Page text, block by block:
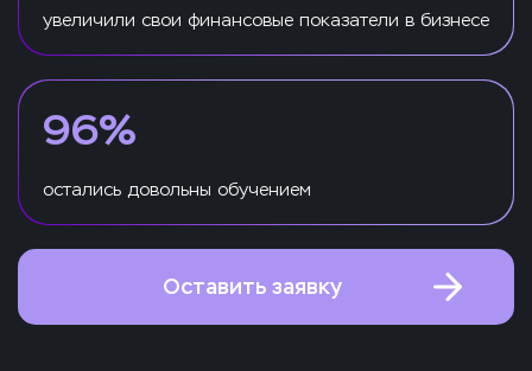
увеличили свои финансовые показатели в бизнесе
96%
остались довольны обучением
Оставить заявку